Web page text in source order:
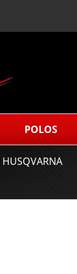
POLOS
HUSQVARNA